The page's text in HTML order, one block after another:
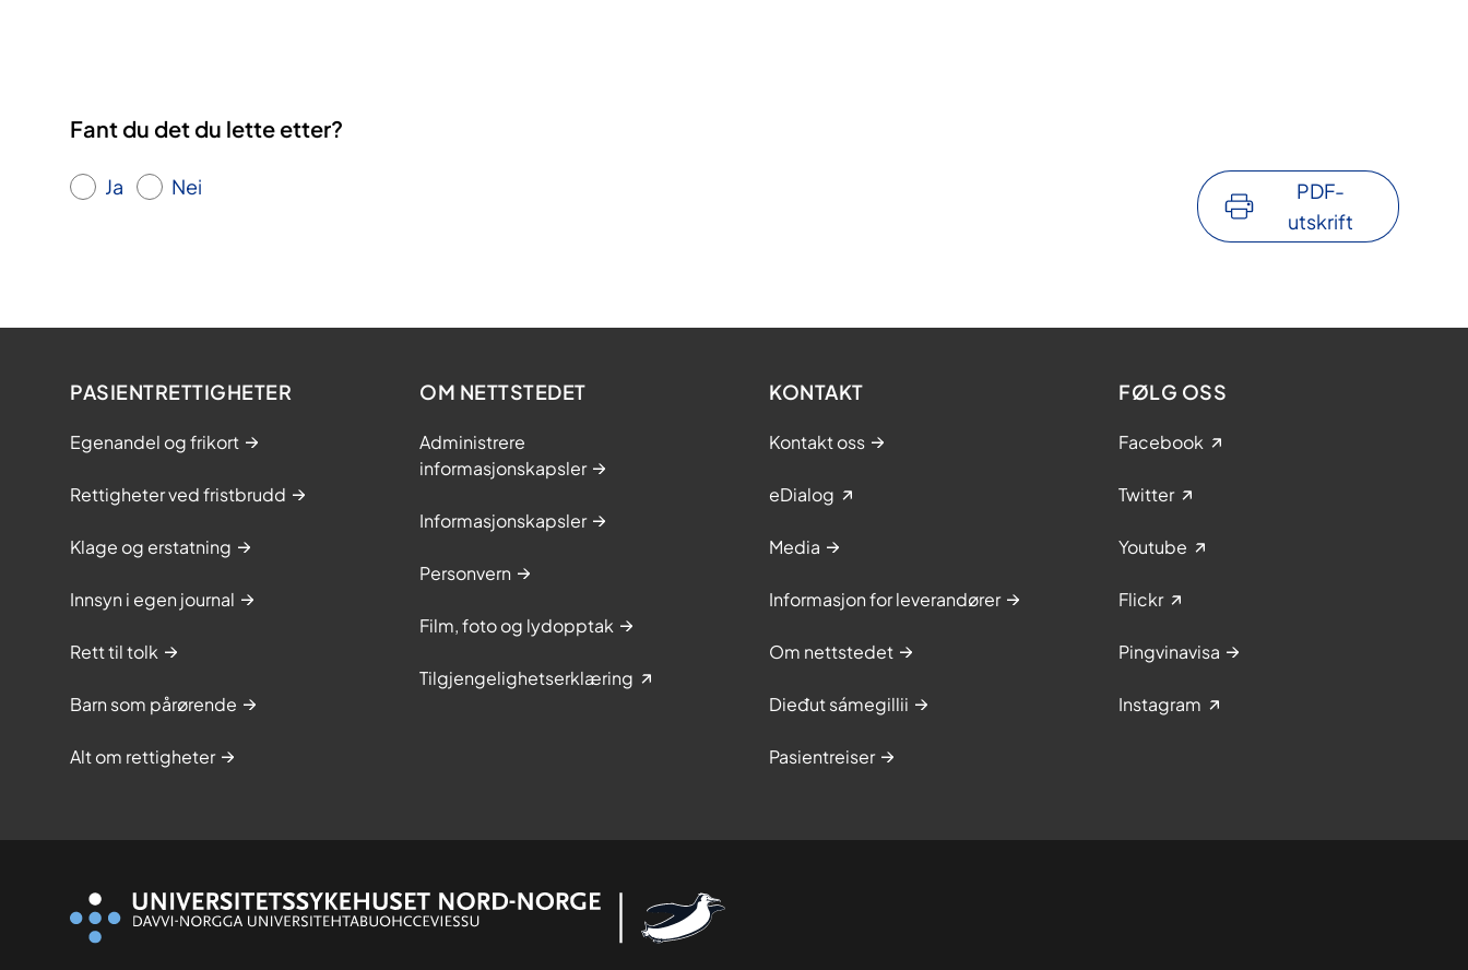
Fant du det du lette etter?
Ja Nei
PDF-
utskrift
PASIENTRETTIGHETER
Egenandel og frikort
Rettigheter ved fristbrudd
Klage og erstatning
Innsyn i egen journal
Rett til tolk
Barn som pårørende
Alt om rettigheter
OM NETTSTEDET
Administrere
informasjonskapsler
Informasjonskapsler
Personvern
Film, foto og lydopptak
Tilgjengelighetserklæring
KONTAKT
Kontakt oss
eDialog
Media
Informasjon for leverandører
Om nettstedet
Dieđut sámegillii
Pasientreiser
FØLG OSS
Facebook
Twitter
Youtube
Flickr
Pingvinavisa
Instagram